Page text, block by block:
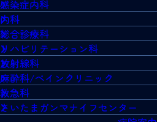
感染症内科
内科
総合診療科
リハビリテーション科
放射線科
麻酔科/ペインクリニック
救急科
さいたまガンマナイフセンター